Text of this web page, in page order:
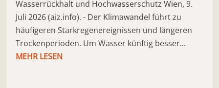
Wasserrückhalt und Hochwasserschutz Wien, 9.
Juli 2026 (aiz.info). - Der Klimawandel führt zu
häufigeren Starkregenereignissen und längeren
Trockenperioden. Um Wasser künftig besser...
MEHR LESEN